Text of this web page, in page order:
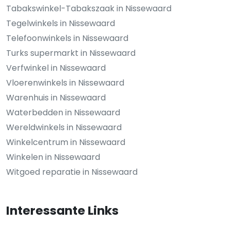
Tabakswinkel-Tabakszaak in Nissewaard
Tegelwinkels in Nissewaard
Telefoonwinkels in Nissewaard
Turks supermarkt in Nissewaard
Verfwinkel in Nissewaard
Vloerenwinkels in Nissewaard
Warenhuis in Nissewaard
Waterbedden in Nissewaard
Wereldwinkels in Nissewaard
Winkelcentrum in Nissewaard
Winkelen in Nissewaard
Witgoed reparatie in Nissewaard
Interessante Links